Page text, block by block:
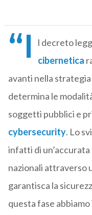
“I l decreto
cibernetica
avanti nella strategia
determina le
soggetti pubblici e
cybersecurity. Lo
infatti di
nazionali attraverso
garantisca la
questa fase